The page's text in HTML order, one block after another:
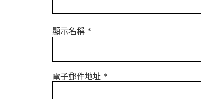
顯示名稱 *
電子郵件地址 *